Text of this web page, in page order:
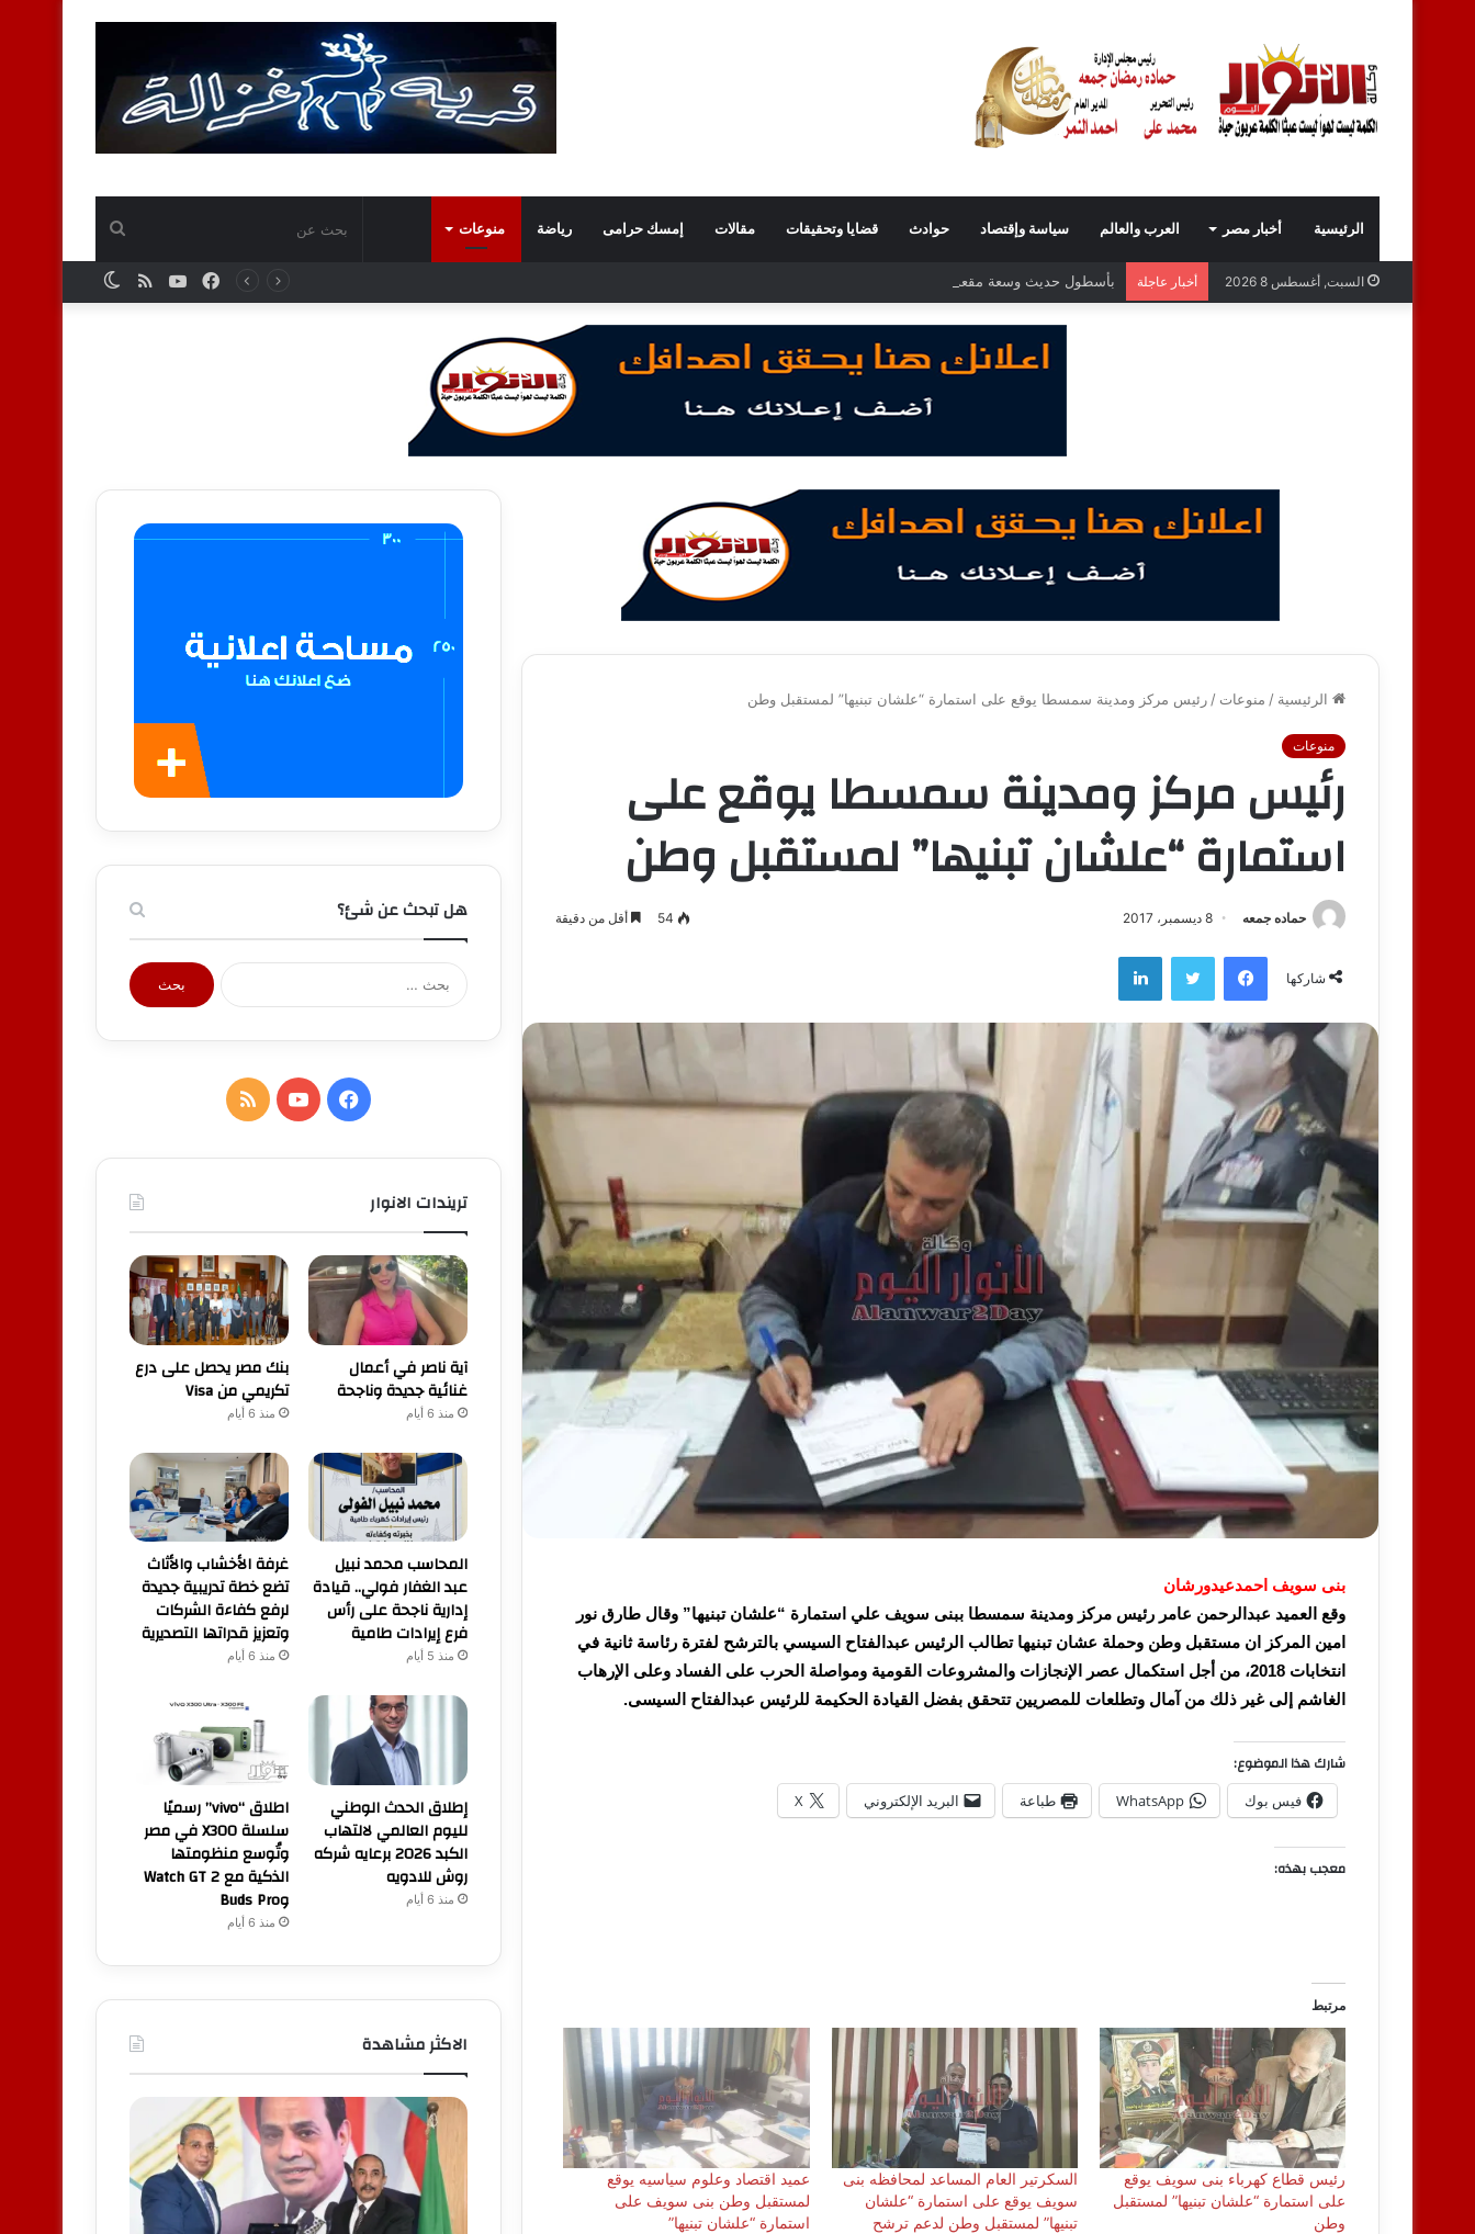
الرئيسية أخبار مصر العرب والعالم سياسة وإقتصاد حوادث قضايا وتحقيقات مقالات إمسك حرامى رياضة منوعات بحث
عن
السبت, أغسطس 8 2026 أخبار عاجلة
ملخصيوتيوب
فيسبوك
الرئيسية / منوعات / رئيس مركز ومدينة سمسطا يوقع على استمارة “علشان تبنيها” لمستقبل وطن
منوعات
رئيس مركز ومدينة سمسطا يوقع على
استمارة “علشان تبنيها” لمستقبل وطن
حماده جمعه 8 ديسمبر، 2017 54 أقل من دقيقة
شاركها
فيسبوك تويتر لينكدإن
بنى سويف احمدعيدورشان
وقع العميد عبدالرحمن عامر رئيس مركز ومدينة سمسطا ببنى سويف علي استمارة “علشان تبنيها” وقال طارق نور
امين المركز ان مستقبل وطن وحملة عشان تبنيها تطالب الرئيس عبدالفتاح السيسي بالترشح لفترة رئاسة ثانية في
انتخابات 2018، من أجل استكمال عصر الإنجازات والمشروعات القومية ومواصلة الحرب على الفساد وعلى الإرهاب
الغاشم إلى غير ذلك من آمال وتطلعات للمصريين تتحقق بفضل القيادة الحكيمة للرئيس عبدالفتاح السيسى.
شارك هذا الموضوع:
فيس بوك WhatsApp طباعة البريد الإلكتروني X
معجب بهذه:
مرتبط
رئيس قطاع كهرباء بنى سويف يوقع
على استمارة “علشان تبنيها” لمستقبل
وطن
السكرتير العام المساعد لمحافظه بنى
سويف يوقع على استمارة “علشان
تبنيها” لمستقبل وطن لدعم ترشح
عميد اقتصاد وعلوم سياسيه يوقع
لمستقبل وطن بنى سويف على
استمارة “علشان تبنيها”
هل تبحث عن شئ؟
البحث
عن:
فيسبوكيوتيوبملخص
تريندات الانوار
آية ناصر في أعمال
غنائية جديدة وناجحة
منذ 6 أيام
بنك مصر يحصل على درع
تكريمي من Visa
منذ 6 أيام
المحاسب محمد نبيل
عبد الغفار فولي.. قيادة
إدارية ناجحة على رأس
فرع إيرادات طامية
منذ 5 أيام
غرفة الأخشاب والأثاث
تضع خطة تدريبية جديدة
لرفع كفاءة الشركات
وتعزيز قدراتها التصديرية
منذ 6 أيام
إطلاق الحدث الوطني
لليوم العالمي لالتهاب
الكبد 2026 برعايه شركه
روش للادويه
منذ 6 أيام
اطلاق “vivo” رسميًا
سلسلة X300 في مصر
وتُوسع منظومتها
الذكية مع Watch GT 2
وBuds Pro
منذ 6 أيام
الاكثر مشاهدة